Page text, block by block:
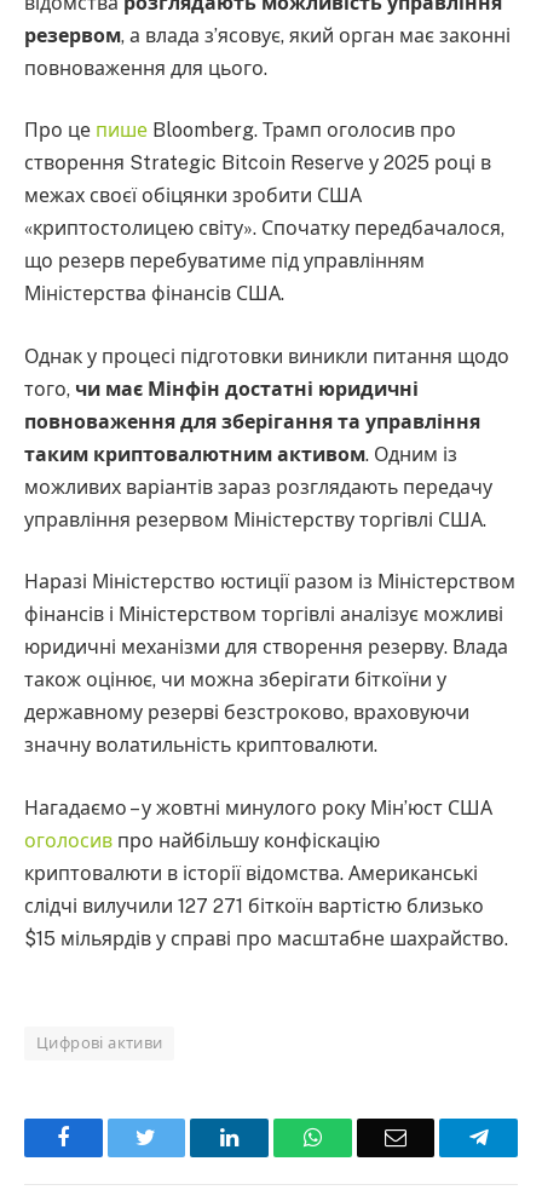
резервом, а влада з’ясовує, який орган має законні
повноваження для цього.
Про це пише Bloomberg. Трамп оголосив про
створення Strategic Bitcoin Reserve у 2025 році в
межах своєї обіцянки зробити США
«криптостолицею світу». Спочатку передбачалося,
що резерв перебуватиме під управлінням
Міністерства фінансів США.
Однак у процесі підготовки виникли питання щодо
того, чи має Мінфін достатні юридичні
повноваження для зберігання та управління
таким криптовалютним активом. Одним із
можливих варіантів зараз розглядають передачу
управління резервом Міністерству торгівлі США.
Наразі Міністерство юстиції разом із Міністерством
фінансів і Міністерством торгівлі аналізує можливі
юридичні механізми для створення резерву. Влада
також оцінює, чи можна зберігати біткоїни у
державному резерві безстроково, враховуючи
значну волатильність криптовалюти.
Нагадаємо – у жовтні минулого року Мін’юст США
оголосив про найбільшу конфіскацію
криптовалюти в історії відомства. Американські
слідчі вилучили 127 271 біткоїн вартістю близько
$15 мільярдів у справі про масштабне шахрайство.
Цифрові активи
Facebook LinkedInWhatsAppEmail